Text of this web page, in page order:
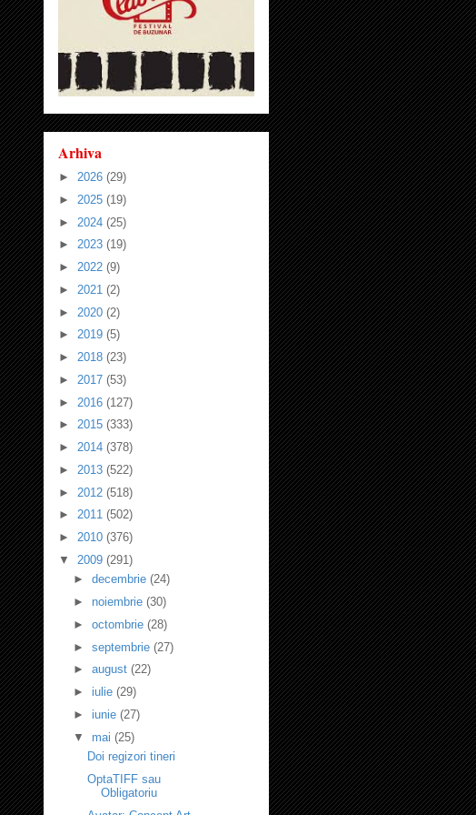
Arhiva
► 2026 (29)
► 2025 (19)
► 2024 (25)
► 2023 (19)
► 2022 (9)
► 2021 (2)
► 2020 (2)
► 2019 (5)
► 2018 (23)
► 2017 (53)
► 2016 (127)
► 2015 (333)
► 2014 (378)
► 2013 (522)
► 2012 (518)
► 2011 (502)
► 2010 (376)
▼ 2009 (291)
► decembrie (24)
► noiembrie (30)
► octombrie (28)
► septembrie (27)
► august (22)
► iulie (29)
► iunie (27)
▼ mai (25)
Doi regizori tineri
OptaTIFF sau
Obligatoriu